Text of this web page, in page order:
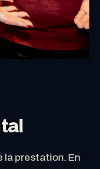
la prestation. En